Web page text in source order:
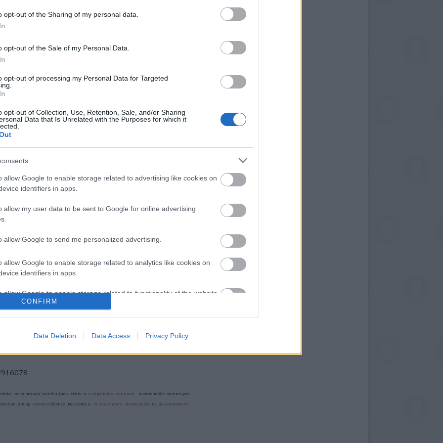
opt-out of the Sharing of my personal data.
opt-out of the Sale of my Personal Data.
opt-out of processing my Personal Data for Targeted
opt-out of Collection, Use, Retention, Sale, and/or Sharing
Data that Is Unrelated with the Purposes for which it
allow Google to enable storage related to advertising like cookies on
identifiers in apps.
allow my user data to be sent to Google for online advertising
allow Google to send me personalized advertising.
allow Google to enable storage related to analytics like cookies on
identifiers in apps.
allow Google to enable storage related to functionality of the website
functionality and fraud prevention, and other user protection.
CONFIRM
Data Deletion Data Access Privacy Policy
Tompa Gábor az amerikai és erdélyi
elmondta, hogy az ottani munkafolyamat
néha merev szabályok szerint zajlanak, ez
hogy San Diego-i tanítása és rendezései
már el Erdélybe és rendezett
művei által ihletett
született meg, amelynek kolozsvári változatát
MIKLÓS A
ZSÁMBÉKI NYÁRI
SZÍNHÁZRÓL
VISSZATÉR –
STAND UP EST
MAGYARORSZÁGON:
ERKEL SZÍNHÁZ
SZÍNPADÁRA
tartalomnak minősülnek, értük a szolgáltatás technikai üzemeltetője semmilyen
a blog szerkesztőjéhez. Részletek a Felhasználási feltételekben és azadatvédelmi